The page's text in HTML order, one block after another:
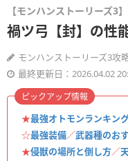
【モンハンストーリーズ3】
禍ツ弓【封】の性
モンハンストーリーズ3攻
最終更新日：2026.04.02
★最強オトモンランキン
☆最強装備／武器種のお
★侵獣の場所と倒し方／
ピックアップ情報